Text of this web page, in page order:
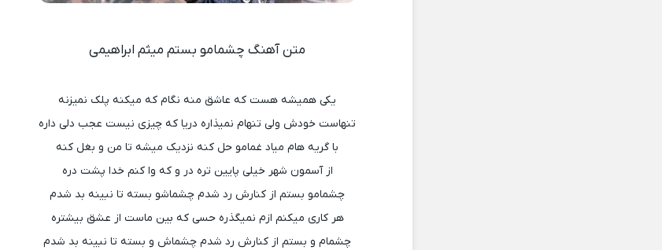
متن آهنگ چشمامو بستم میثم ابراهیمی
یکی همیشه هست که عاشق منه نگام که میکنه پلک نمیزنه
تنهاست خودش ولی تنهام نمیذاره دریا که چیزی نیست عجب دلی داره
با گریه هام میاد غمامو حل کنه نزدیک میشه تا من و بغل کنه
از آسمون شهر خیلی پایین تره در و که وا کنم خدا پشت دره
چشمامو بستم از کنارش رد شدم چشماشو بسته تا نبینه بد شدم
هر کاری میکنم ازم نمیگذره حسی که بین ماست از عشق بیشتره
چشمام و بستم از کنارش رد شدم چشماش و بسته تا نبینه بد شدم